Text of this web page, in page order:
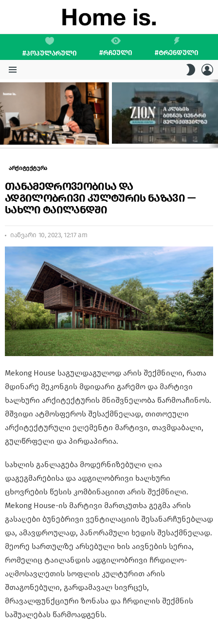
#ᲞᲝᲞᲣᲚᲐᲠᲣᲚᲘ #ᲠᲩᲔᲣᲚᲘ #ᲢᲠᲔᲜᲓᲣᲚᲘ
SKIN
STORIES
არქიტექტურა
თანამედროვეობისა და
ადგილობრივი კულტურის ნაზავი —
სახლი ტაილანდში
იანვარი 10, 2023, 12:17 am
Mekong House საგულდაგულოდ არის შექმნილი, რათა
მდინარე მეკონგის მდიდარი გარემო და მარტივი
ხალხური არქიტექტურის მნიშვნელობა წარმოაჩინოს.
მშვიდი ატმოსფეროს შესაქმნელად, თითოეული
არქიტექტურული ელემენტი მარტივი, თავმდაბალი,
გულწრფელი და პირდაპირია.
სახლის განლაგება მოდერნიზებული ღია
დაგეგმარებისა და ადგილობრივი ხალხური
ცხოვრების წესის კომბინაციით არის შექმნილი.
Mekong House-ის მარტივი მართკუთხა გეგმა არის
გასაღები ბუნებრივი ვენტილაციის შესანარჩუნებლად
და, ამავდროულად, პანორამული ხედის შესაქმნელად.
მეორე სართულზე არსებული ხის აივნების სერია,
რომელიც ტაილანდის ადგილობრივი ჩრდილო-
აღმოსავლეთის სოფლის კულტურით არის
შთაგონებული, გარდამავალ სივრცეს,
მრავალფუნქციური ზონასა და ჩრდილის შექმნის
საშუალებას წარმოადგენს.